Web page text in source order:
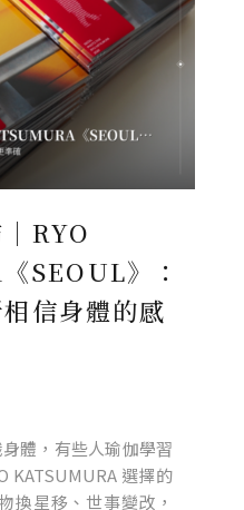
RYO
SEOUL》：
信身體的感
體，有些人瑜伽學習
KATSUMURA 選擇的
星移、世事變改，